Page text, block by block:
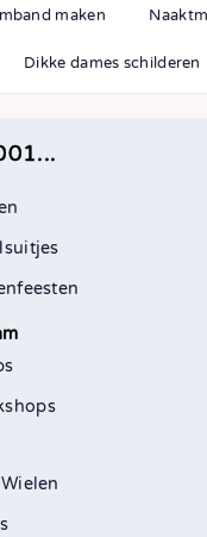
maken
Dikke dames schilderen